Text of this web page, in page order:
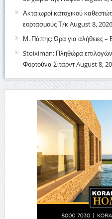
Ακταιωροί κατοχικού
εορτασμούς Τ/κAugust 8, 2026
Μ. Πάπης: Ώρα για αλήθειες –
Stoiximan: Πληθώρα επιλογών
Φορτούνα ΣιτάρντAugust 8,